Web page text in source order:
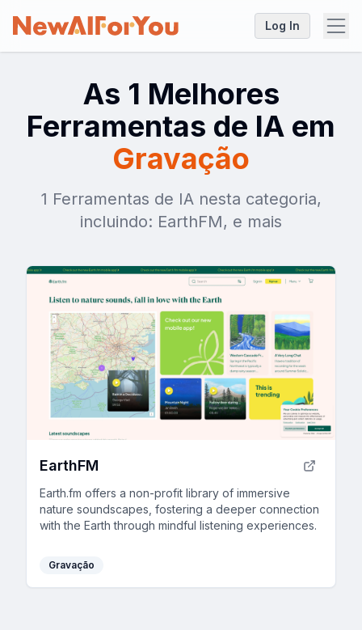
Log In
As 1 Melhores
Ferramentas de IA em
Gravação
1 Ferramentas de IA nesta categoria,
incluindo: EarthFM, e mais
EarthFM
Earth.fm offers a non-profit library of immersive
nature soundscapes, fostering a deeper connection
with the Earth through mindful listening experiences.
Gravação